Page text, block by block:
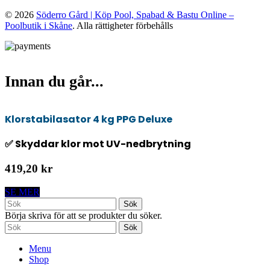
© 2026 Söderro Gård | Köp Pool, Spabad & Bastu Online –
Poolbutik i Skåne. Alla rättigheter förbehålls
Innan du går...
Klorstabilasator 4 kg PPG Deluxe
✅ Skyddar klor mot UV-nedbrytning
419,20 kr
SE MER
Sök
Börja skriva för att se produkter du söker.
Sök
Menu
Shop